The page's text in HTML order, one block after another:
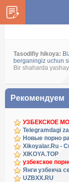
Tasodifiy hikoya:
berganingiz uchun
Bir shaharda
Рекомендуем
УЗБЕКСКОЕ
Telegramdagi
Новые порно
Xikoyalar.Ru -
XIKOYA.TOP
узбекское
Янги узбекча
UZBXX.RU